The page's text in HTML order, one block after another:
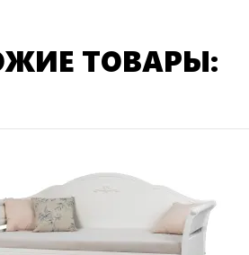
ТОВАРЫ: